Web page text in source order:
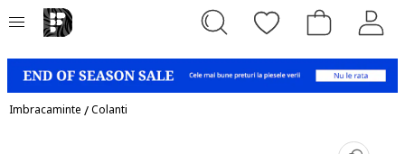
Imbracaminte /Colanti